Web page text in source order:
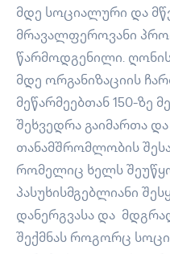
მდე სოციალური და
მრავალფეროვანი
წარმოდგენილი.
მდე ორგანიზაციის
მეწარმეებთან 150-ზე
შეხვედრა გაიმართა
თანამშრომლობის
რომელიც ხელს
პასუხისმგებლიანი
დანერგვასა და
შექმნას როგორც